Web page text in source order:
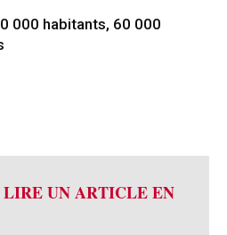
000 habitants, 60 000
LIRE UN ARTICLE EN